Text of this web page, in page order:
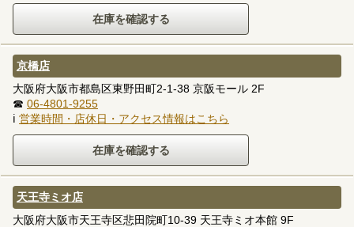
京橋店
大阪府大阪市都島区東野田町2-1-38 京阪モール 2F
☎ 06-4801-9255
ℹ 営業時間・店休日・アクセス情報はこちら
天王寺ミオ店
大阪府大阪市天王寺区悲田院町10-39 天王寺ミオ本館 9F